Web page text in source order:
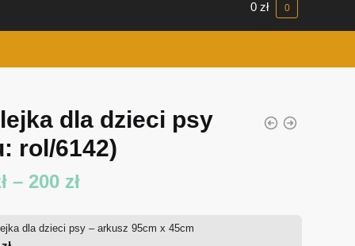
0 zł 0
dla dzieci psy
rol/6142)
– 200 złZakres
od
dla dzieci psy – arkusz 95cm x 45cm